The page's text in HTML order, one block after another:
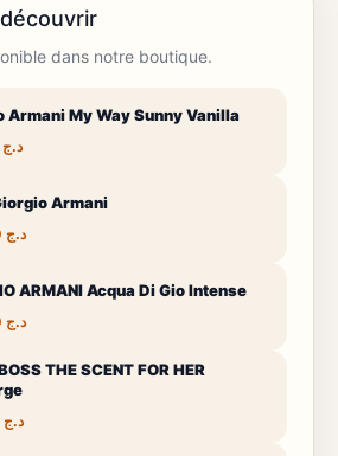
dans notre boutique.
Armani My Way Sunny Vanilla
د.ج
Armani
د.ج
ARMANI Acqua Di Gio Intense
د.ج
THE SCENT FOR HER
د.ج